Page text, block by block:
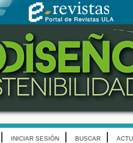
INICIAR SESIÓN BUSCAR